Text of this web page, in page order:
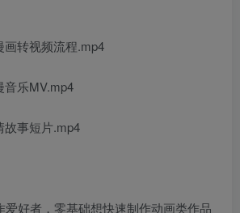
画转视频流程.mp4
音乐MV.mp4
故事短片.mp4
爱好者，零基础想快速制作动画类作品